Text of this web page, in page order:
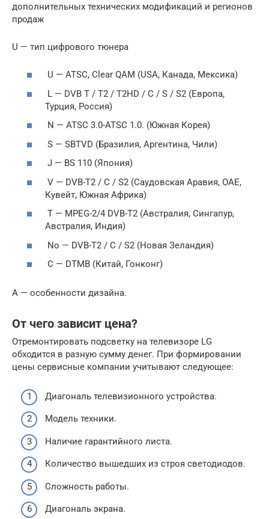
дополнительных технических модификаций и регионов
продаж
U — тип цифрового тюнера
U — ATSC, Clear QAM (USA, Канада, Мексика)
L — DVB T / T2 / T2HD / C / S / S2 (Европа,
Турция, Россия)
N — ATSC 3.0-ATSC 1.0. (Южная Корея)
S — SBTVD (Бразилия, Аргентина, Чили)
J — BS 110 (Япония)
V — DVB-T2 / C / S2 (Саудовская Аравия, OAE,
Кувейт, Южная Африка)
T — MPEG-2/4 DVB-T2 (Австралия, Сингапур,
Австралия, Индия)
No — DVB-T2 / C / S2 (Новая Зеландия)
C — DTMB (Китай, Гонконг)
A — особенности дизайна.
От чего зависит цена?
Отремонтировать подсветку на телевизоре LG
обходится в разную сумму денег. При формировании
цены сервисные компании учитывают следующее:
Диагональ телевизионного устройства.
Модель техники.
Наличие гарантийного листа.
Количество вышедших из строя светодиодов.
Сложность работы.
Диагональ экрана.